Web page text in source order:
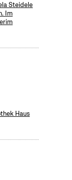
Steidele
Im
Haus